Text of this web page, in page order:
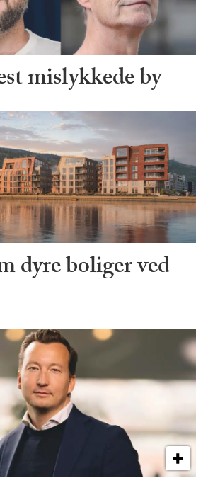
mislykkede by
dyre boliger ved